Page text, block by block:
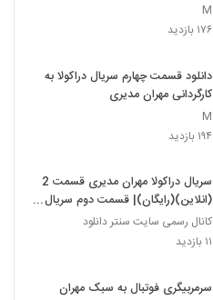
M
۱۷۶ بازدید
دانلود قسمت چهارم سریال دراکولا به
کارگردانی مهران مدیری
M
۱۹۴ بازدید
سریال دراکولا مهران مدیری قسمت 2
(انلاین)(رایگان)| قسمت دوم سریال
دراکولا مهران مدیری
کانال رسمی سایت سنتر دانلود
۱۱ بازدید
سرمربیگری فوتبال به سبک مهران